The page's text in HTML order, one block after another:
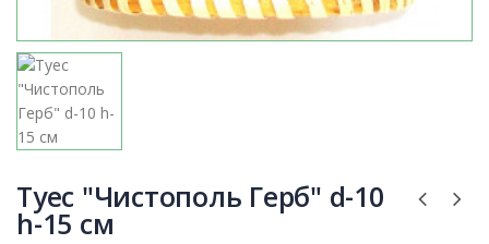
Туес "Чистополь Герб" d-10
h-15 см